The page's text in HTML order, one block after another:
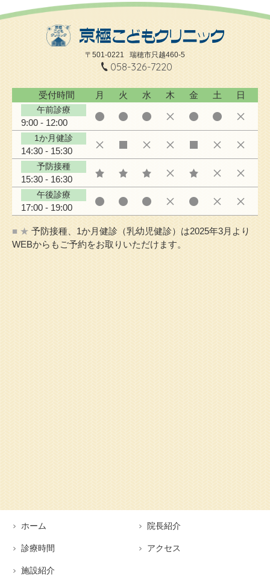
〒501-0221 瑞穂市只越460-5
058-326-7220
受付時間 月 火 水 木 金 土 日
午前診療
9:00 - 12:00
1か月健診
14:30 - 15:30
予防接種
15:30 - 16:30
午後診療
17:00 - 19:00
■ ★ 予防接種、1か月健診（乳幼児健診）は2025年3月より
WEBからもご予約をお取りいただけます。
ホーム 院長紹介
診療時間 アクセス
施設紹介